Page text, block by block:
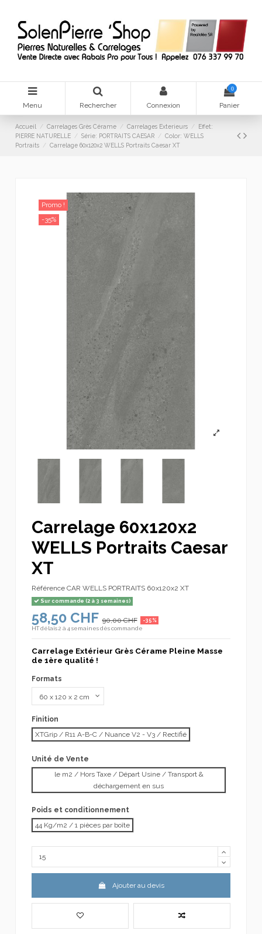
Menu Rechercher Connexion
0
Panier
Accueil Carrelages Grès Cérame Carrelages Exterieurs
Effet:
PIERRE NATURELLE
Série: PORTRAITS CAESAR
Color: WELLS
Portraits
Carrelage 60x120x2 WELLS Portraits Caesar XT
Promo !
-35%
Carrelage 60x120x2
WELLS Portraits Caesar
XT
Référence CAR WELLS PORTRAITS 60x120x2 XT
Sur commande (2 à 3 semaines)
58,50 CHF 90,00 CHF -35%
HTdélais 2 à 4 semaines dès commande
Carrelage Extérieur Grès Cérame Pleine Masse
de 1ère qualité !
Formats
Finition
XTGrip / R11 A-B-C / Nuance V2 - V3 / Rectifié
Unité de Vente
le m2 / Hors Taxe / Départ Usine / Transport &
déchargement en sus
Poids et conditionnement
44 Kg/m2 / 1 pièces par boîte
Ajouter au devis